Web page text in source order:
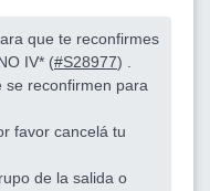
que te reconfirmes
IV* (#S28977) .
se reconfirmen para
favor cancelá tu
de la salida o